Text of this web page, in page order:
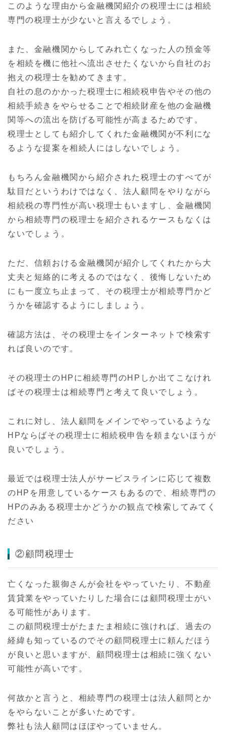
このような理由から金融機関紹介の税理士には相続
専門の税理士が少ないと言えるでしょう。
また、金融機関からしてみれ亡くなった人の預金等
を相続を機に他社へ流出させたくないから自社のお
抱えの税理士を勧めてきます。
自社の息のかかった税理士に相続税申告やその他の
相続手続きをやらせることで相続財産を他の金融機
関等への流出を防げる可能性が高まるためです。
税理士としても紹介してくれた金融機関が不利にな
るような提案を相続人にはしないでしょう。
もちろん金融機関から紹介された税理士のすべてが
駄目だというわけではなく、法人顧問をやりながら
相続税の専門性が高い税理士もいますし、金融機関
から相続専門の税理士を紹介されるケースもなくは
ないでしょう。
ただ、信頼おける金融機関が紹介してくれたから大
丈夫と短絡的に考えるのではなく、後悔しないため
にも一度立ち止まって、その税理士が相続専門かど
うかを確認するようにしましょう。
確認方法は、その税理士をインターネットで検索す
れば良いのです。
その税理士のHPに相続専門のHPしか出てこなけれ
ばその税理士は相続専門と考えて良いでしょう。
これに対し、法人顧問をメインでやっているような
HPならばその税理士に相続税申告を頼まないほうが
良いでしょう。
最近では税理士法人がサービスラインに応じて複数
のHPを用意しているケースもあるので、相続専門の
HPのみある税理士かどうかの観点で検索してみてく
ださい
②顧問税理士
亡くなった親御さんが会社をやっていたり、不動産
賃貸業をやっていたりした場合には顧問税理士がい
る可能性があります。
この顧問税理士がたまたま相続に強ければ、過去の
経緯も知っているのでその顧問税理士に頼んだほう
が良いと思いますが、顧問税理士は相続に強くない
可能性が高いです。
何故かと言うと、相続専門の税理士は法人顧問とか
をやらないことが多いためです。
弊社も法人顧問はほぼやっていません。